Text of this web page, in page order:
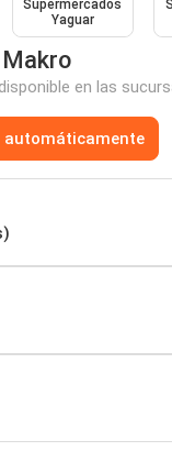
Supermercados
Yaguar
en las
automáticamente